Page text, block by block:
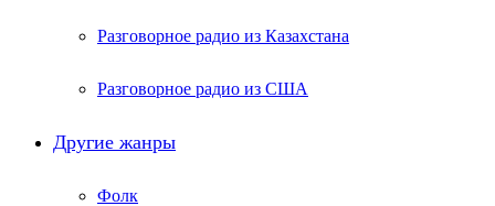
Разговорное радио из Казахстана
Разговорное радио из США
Другие жанры
Фолк